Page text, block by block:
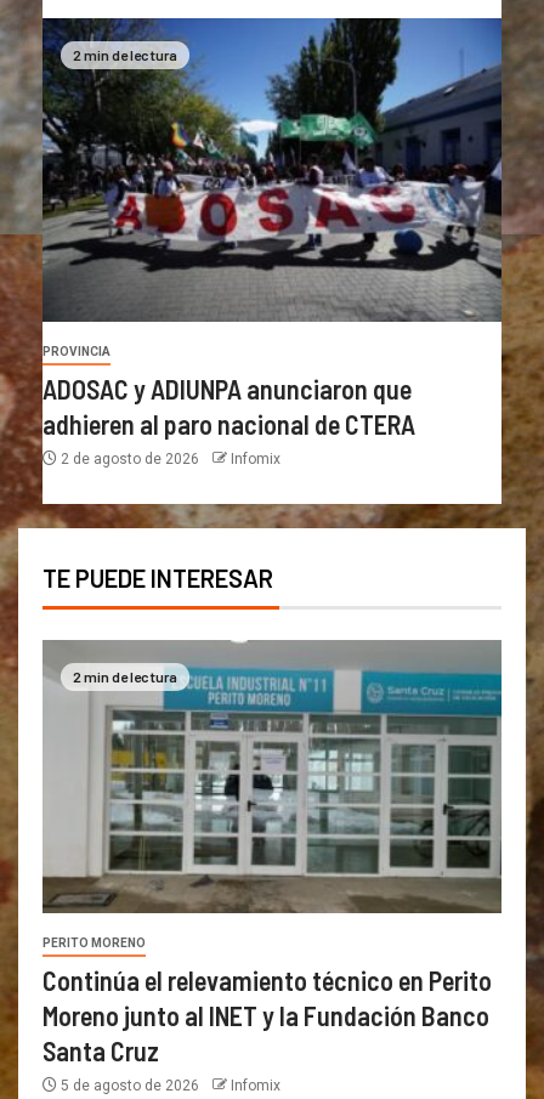
2 min de lectura
PROVINCIA
ADOSAC y ADIUNPA anunciaron que
adhieren al paro nacional de CTERA
2 de agosto de 2026 Infomix
TE PUEDE INTERESAR
2 min de lectura
PERITO MORENO
Continúa el relevamiento técnico en Perito
Moreno junto al INET y la Fundación Banco
Santa Cruz
5 de agosto de 2026 Infomix